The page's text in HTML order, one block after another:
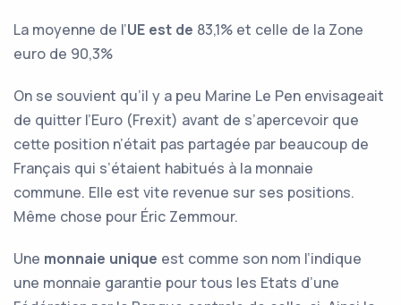
La moyenne de l’UE est de 83,1% et celle de la Zone
euro de 90,3%
On se souvient qu’il y a peu Marine Le Pen envisageait
de quitter l’Euro (Frexit) avant de s’apercevoir que
cette position n’était pas partagée par beaucoup de
Français qui s’étaient habitués à la monnaie
commune. Elle est vite revenue sur ses positions.
Même chose pour Éric Zemmour.
Une monnaie unique est comme son nom l’indique
une monnaie garantie pour tous les Etats d’une